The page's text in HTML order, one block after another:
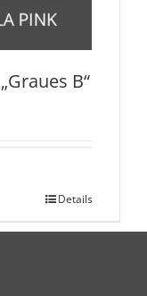
B“
Details